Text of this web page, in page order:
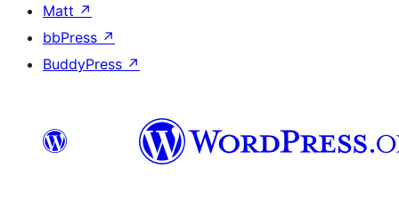
Matt ↗
bbPress ↗
BuddyPress ↗